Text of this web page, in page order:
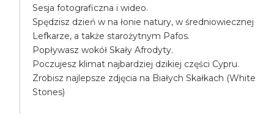
Sesja fotograficzna i wideo.
Spędzisz dzień w na łonie natury, w średniowiecznej
Lefkarze, a także starożytnym Pafos.
Popływasz wokół Skały Afrodyty.
Poczujesz klimat najbardziej dzikiej części Cypru.
Zrobisz najlepsze zdjęcia na Białych Skałkach (White
Stones)